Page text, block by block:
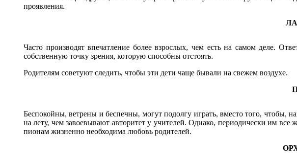
проявления.
Часто производят впечатление более взрослых, чем есть на самом деле.
собственную точку зрения, которую способны отстоять.
Родителям советуют следить, чтобы эти дети чаще бывали на свежем воздухе.
Беспокойны, ветрены и беспечны, могут подолгу играть, вместо того,
на лету, чем завоевывают авторитет у учителей. Однако, периодически им
пионам жизненно необходима любовь родителей.